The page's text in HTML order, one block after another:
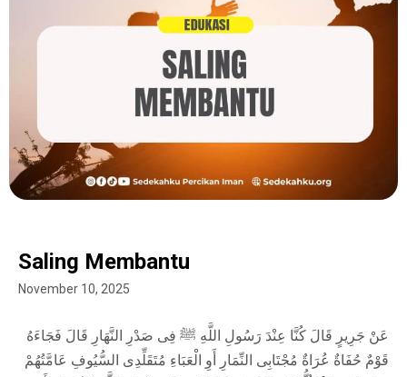
Saling Membantu
November 10, 2025
عَنْ جَرِيرٍ قَالَ كُنَّا عِنْدَ رَسُولِ اللَّهِ ﷺ فِى صَدْرِ النَّهَارِ قَالَ فَجَاءَهُ
قَوْمٌ حُفَاةٌ عُرَاةٌ مُجْتَابِى النِّمَارِ أَوِ الْعَبَاءِ مُتَقَلِّدِى السُّيُوفِ عَامَّتُهُمْ